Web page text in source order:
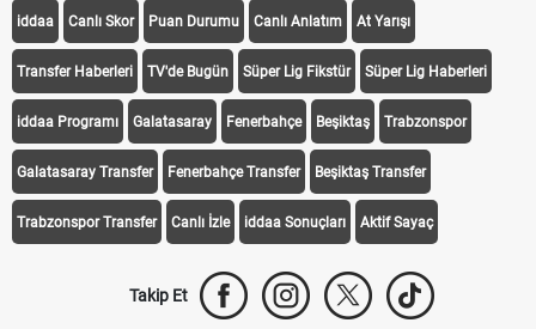
iddaa Canlı Skor Puan Durumu Canlı Anlatım At Yarışı
Transfer Haberleri TV'de Bugün Süper Lig Fikstür Süper Lig Haberleri
iddaa Programı Galatasaray Fenerbahçe Beşiktaş Trabzonspor
Galatasaray Transfer Fenerbahçe Transfer Beşiktaş Transfer
Trabzonspor Transfer Canlı İzle iddaa Sonuçları Aktif Sayaç
Takip Et